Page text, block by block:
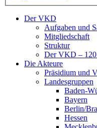
Der VKD
Aufgaben und
Mitgliedschaft
Struktur
Der VKD – 120
Die Akteure
Präsidium und
Landesgruppen
Baden-
Bayern
Berlin/
Hessen